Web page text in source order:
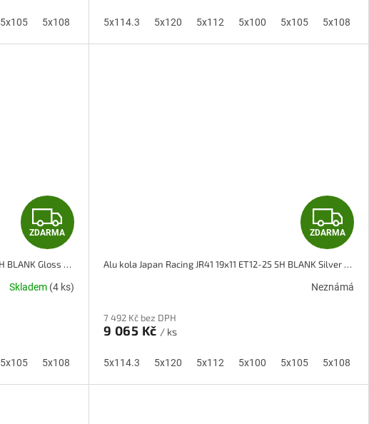
A
5x105 5x108 5x110 5x115 5x118
A
5x114.3 5x120 5x112 5x100 5x105 5x108
Z
D
A
A
ZDARMA
Alu kola Japan Racing JR41 19x11 ET12-25 5H BLANK Gloss Black w/ Machined Lip
Skladem (4 ks)
5x105 5x108 5x110 5x115 5x118
Z
D
A
A
ZDARMA
Alu kola Japan Racing JR41 19x11 ET12-25 5H BLANK Silver Machined Face
Neznámá
7 492 Kč bez DPH
9 065 Kč / ks
5x114.3 5x120 5x112 5x100 5x105 5x108